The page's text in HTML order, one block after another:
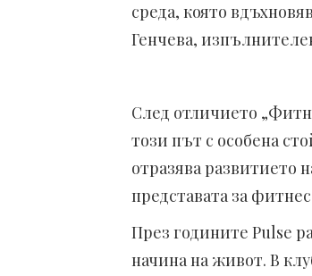
среда, която
Генчева,
След отличието
този път с особена
отразява развитието
представата за
През годините Pulse
начина на живот. В